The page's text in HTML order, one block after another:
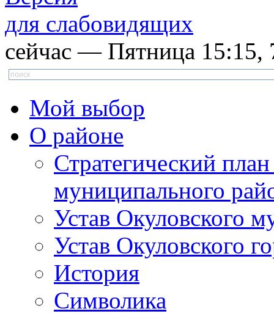
для слабовидящих
сейчас — Пятница 15:15,
Мой выбор
О районе
Стратегический
муниципального
Устав Окуловского
Устав Окуловского
История
Символика